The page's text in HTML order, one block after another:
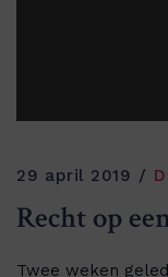
29 april 2019
Recht op
Twee weken